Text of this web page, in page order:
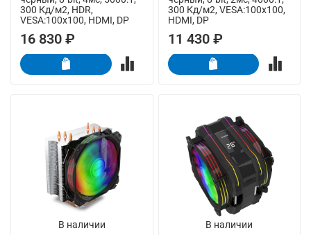
300 Кд/м2, HDR,
VESA:100x100, HDMI, DP
16 830 ₽
300 Кд/м2, VESA:100x100,
HDMI, DP
11 430 ₽
В наличии
В наличии